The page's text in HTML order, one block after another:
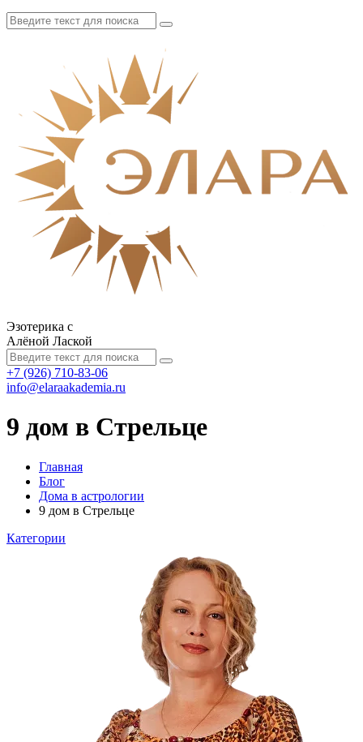
Эзотерика с
Алёной Лаской
+7 (926) 710-83-06
info@elaraakademia.ru
9 дом в Стрельце
Главная
Блог
Дома в астрологии
9 дом в Стрельце
Категории